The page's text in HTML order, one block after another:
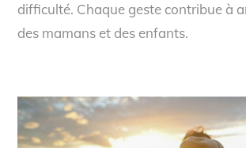
difficulté. Chaque geste contribue à
des mamans et des enfants.